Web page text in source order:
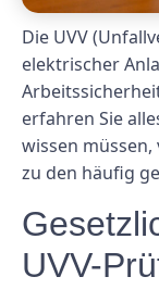
Die UVV
elektrischer
erfahren Sie
wissen
zu den häufig
UVV-